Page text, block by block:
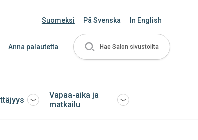
Suomeksi På Svenska In English
Anna palautetta Hae Salon sivustoilta
Avaa
Vapaa-aika ja
matkailu
Avaa